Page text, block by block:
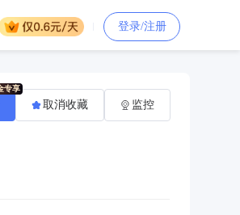
登录/注册
取消收藏 监控